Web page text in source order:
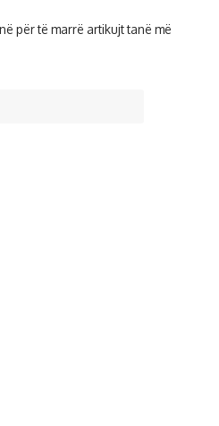
për të marrë artikujt tanë më